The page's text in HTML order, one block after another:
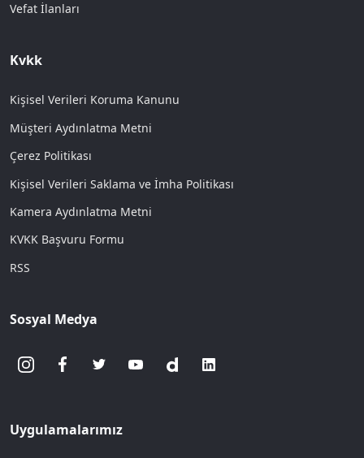
Vefat İlanları
Kvkk
Kişisel Verileri Koruma Kanunu
Müşteri Aydınlatma Metni
Çerez Politikası
Kişisel Verileri Saklama ve İmha Politikası
Kamera Aydınlatma Metni
KVKK Başvuru Formu
RSS
Sosyal Medya
Uygulamalarımız